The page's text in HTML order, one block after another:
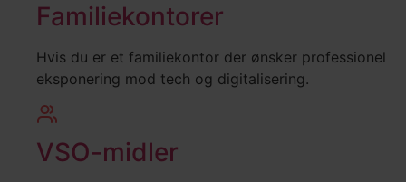
Familiekontorer
Hvis du er et familiekontor der ønsker professionel
eksponering mod tech og digitalisering.
VSO-midler